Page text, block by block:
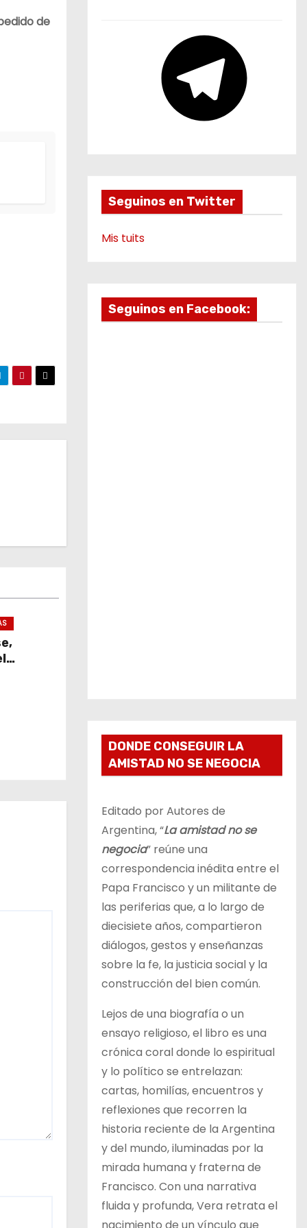
de
Seguinos en Twitter
Mis tuits
Seguinos en Facebook:
DONDE CONSEGUIR LA
AMISTAD NO SE NEGOCIA
Editado por Autores de
Argentina, “La amistad no se
negocia” reúne una
correspondencia inédita entre el
Papa Francisco y un militante de
las periferias que, a lo largo de
diecisiete años, compartieron
diálogos, gestos y enseñanzas
sobre la fe, la justicia social y la
construcción del bien común.
Lejos de una biografía o un
ensayo religioso, el libro es una
crónica coral donde lo espiritual
y lo político se entrelazan:
cartas, homilías, encuentros y
reflexiones que recorren la
historia reciente de la Argentina
y del mundo, iluminadas por la
mirada humana y fraterna de
Francisco. Con una narrativa
fluida y profunda, Vera retrata el